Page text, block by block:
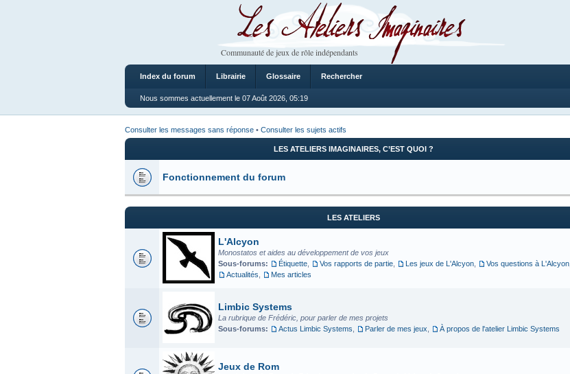
Les Ateliers Imaginaires
Communauté de jeux de rôle indépendants
Index du forum Librairie Glossaire Rechercher
Nous sommes actuellement le 07 Août 2026, 05:19
Consulter les messages sans réponse • Consulter les sujets actifs
LES ATELIERS IMAGINAIRES, C’EST QUOI ?
Fonctionnement du forum
LES ATELIERS
L'Alcyon
Monostatos et aides au développement de vos jeux
Sous-forums:
Étiquette Vos rapports de partie Les jeux de L'Alcyon Vos questions à L'Alcyon
Actualités
Mes articles
Limbic Systems
La rubrique de Frédéric, pour parler de mes projets
Sous-forums:
Actus Limbic Systems Parler de mes jeux À propos de l'atelier Limbic Systems
Jeux de Rom